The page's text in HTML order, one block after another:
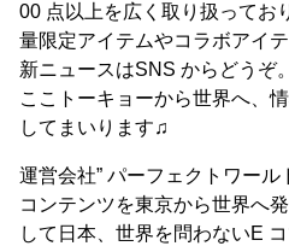
00 点以上を広く取り扱ってお
量限定アイテムやコラボアイ
新ニュースはSNS からどうぞ
ここトーキョーから世界へ、
してまいります♫
運営会社” パーフェクトワール
コンテンツを東京から世界へ
して日本、世界を問わないE